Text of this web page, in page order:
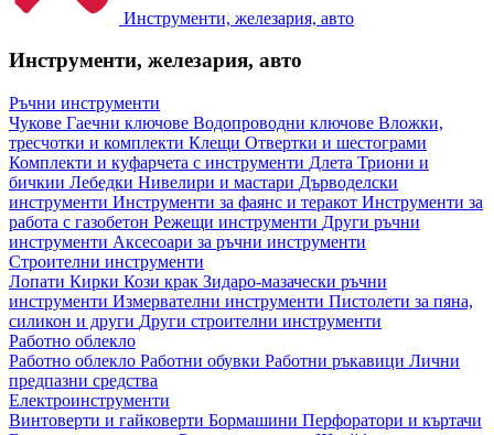
Инструменти, железария, авто
Инструменти, железария, авто
Ръчни инструменти
Чукове Гаечни ключове Водопроводни ключове Вложки,
тресчотки и комплекти Клещи Отвертки и шестограми
Комплекти и куфарчета с инструменти Длета Триони и
бичкии Лебедки Нивелири и мастари Дърводелски
инструменти Инструменти за фаянс и теракот Инструменти за
работа с газобетон Режещи инструменти Други ръчни
инструменти Аксесоари за ръчни инструменти
Строителни инструменти
Лопати Кирки Кози крак Зидаро-мазачески ръчни
инструменти Измервателни инструменти Пистолети за пяна,
силикон и други Други строителни инструменти
Работно облекло
Работно облекло Работни обувки Работни ръкавици Лични
предпазни средства
Електроинструменти
Винтоверти и гайковерти Бормашини Перфоратори и къртачи